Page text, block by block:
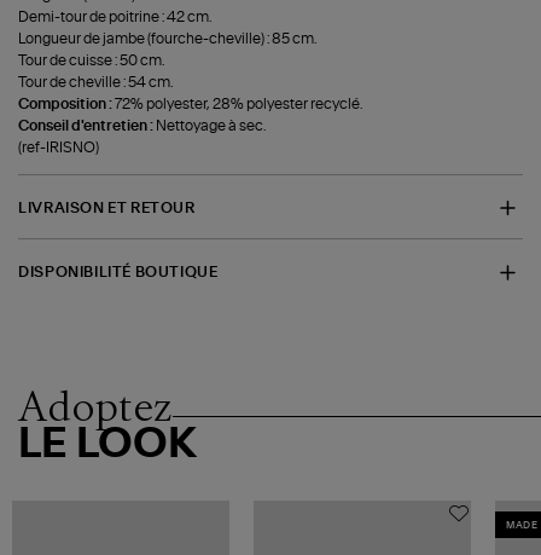
Demi-tour de poitrine : 42 cm.
Longueur de jambe (fourche-cheville) : 85 cm.
Tour de cuisse : 50 cm.
Tour de cheville : 54 cm.
Composition :72% polyester, 28% polyester recyclé.
Conseil d'entretien : Nettoyage à sec.
(ref-IRISNO)
LIVRAISON ET RETOUR
DISPONIBILITÉ BOUTIQUE
Adoptez
LE LOOK
MADE